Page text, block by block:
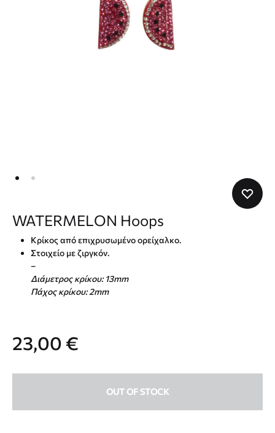
WATERMELON Hoops
Κρίκος από επιχρυσωμένο ορείχαλκο.
Στοιχείο με ζιργκόν.
–
Διάμετρος κρίκου: 13mm
Πάχος κρίκου: 2mm
23,00€
OUT OF STOCK